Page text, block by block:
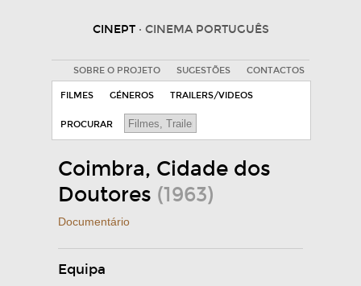
CINEPT · CINEMA PORTUGUÊS
SOBRE O PROJETO SUGESTÕES CONTACTOS
FILMES GÉNEROS TRAILERS/VIDEOS
PROCURAR
Coimbra, Cidade dos
Doutores (1963)
Documentário
Equipa